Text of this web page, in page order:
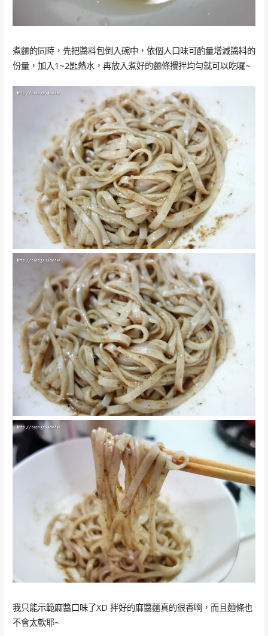
煮麵的同時，先把醬料包倒入碗中，依個人口味可酌量增減醬料的
份量，加入1~2匙熱水，再放入煮好的麵條攪拌均勻就可以吃囉~
我只能示範麻醬口味了XD 拌好的麻醬麵真的很香啊，而且麵條也
不會太軟耶~